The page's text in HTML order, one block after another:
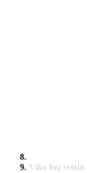
Víko bez světla